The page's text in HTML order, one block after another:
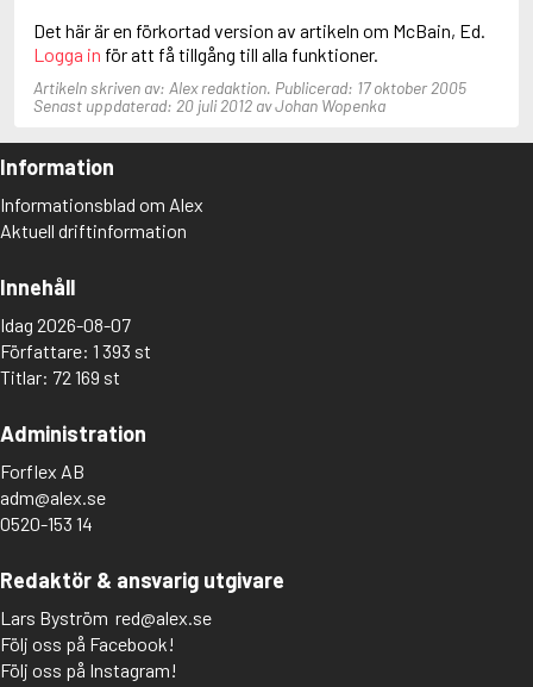
Det här är en förkortad version av artikeln om McBain, Ed.
Logga in för att få tillgång till alla funktioner.
Artikeln skriven av: Alex redaktion. Publicerad: 17 oktober 2005
Senast uppdaterad: 20 juli 2012 av Johan Wopenka
Information
Informationsblad om Alex
Aktuell driftinformation
Innehåll
Idag 2026-08-07
Författare: 1 393 st
Titlar: 72 169 st
Administration
Forflex AB
adm@alex.se
0520-153 14
Redaktör & ansvarig utgivare
Lars Byström red@alex.se
Följ oss på Facebook!
Följ oss på Instagram!